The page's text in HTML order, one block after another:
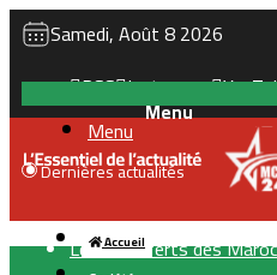
Samedi, Août 8 2026
RSS Instagram
Dernières actualités
Les transferts des
Menu
Accueil